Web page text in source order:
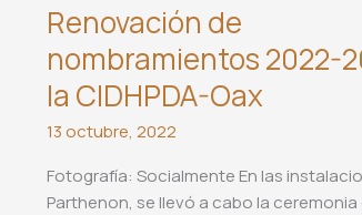
Renovación de
nombramientos 2022-
la CIDHPDA-Oax
13 octubre, 2022
Fotografía: Socialmente En las
Parthenon, se llevó a cabo la ceremonia